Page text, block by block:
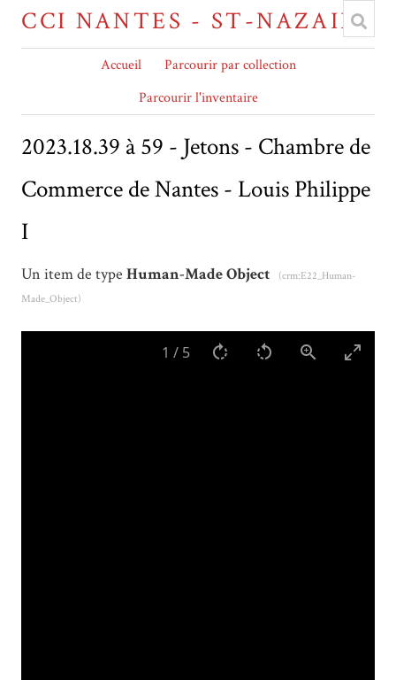
CCI NANTES - ST-NAZAIRE
Accueil
Parcourir par collection
Parcourir l'inventaire
2023.18.39 à 59 - Jetons - Chambre de
Commerce de Nantes - Louis Philippe
I
Un item de type Human-Made Object
(crm:E22_Human-
Made_Object)
1 / 5